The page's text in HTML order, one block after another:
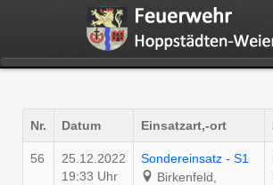
Nr. Datum Einsatzart,-ort
56
25.12.2022
19:33 Uhr
Sondereinsatz - S1
Birkenfeld,